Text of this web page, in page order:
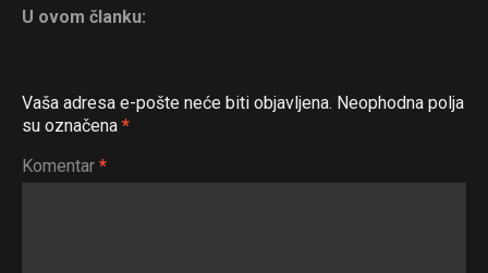
U ovom članku:
Vaša adresa e-pošte neće biti objavljena. Neophodna polja
su označena *
Komentar *